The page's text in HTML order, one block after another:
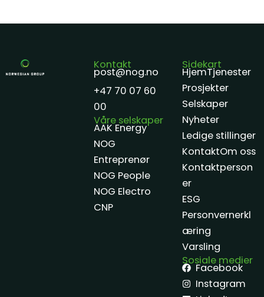
Kontakt
post@nog.no
+47 70 07 60
00
Våre selskaper
AAK Energy
NOG
Entreprenør
NOG People
NOG Electro
CNP
Sidekart
HjemTjenester
Prosjekter
Selskaper
Nyheter
Ledige stillinger
KontaktOm oss
Kontaktperson
er
ESG
Personvernerkl
æring
Varsling
Sosiale medier
Facebook
Instagram